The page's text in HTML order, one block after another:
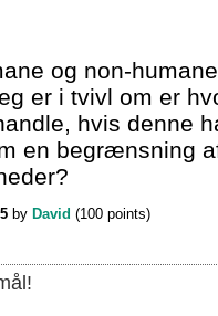
og non-
er i tvivl om er
hvis denne
en begrænsning
by David (100 points)